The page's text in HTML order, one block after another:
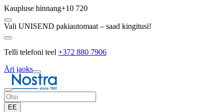
Kaupluse hinnang+10 720
Vali UNISEND pakiautomaat – saad kingitusi!
Telli telefoni teel +372 880 7906
Äri jaoks
EE